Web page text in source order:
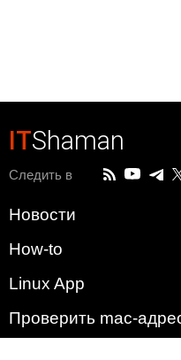
ITShaman
Следить в
Новости
How-to
Linux App
Проверить mac-